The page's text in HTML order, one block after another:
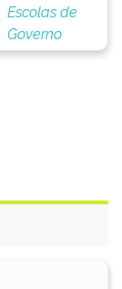
Escolas de
Governo